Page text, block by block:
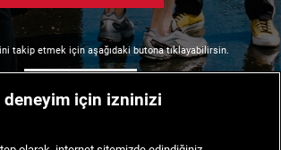
takip etmek için aşağıdaki butona tıklayabilirsin.
deneyim için izninizi